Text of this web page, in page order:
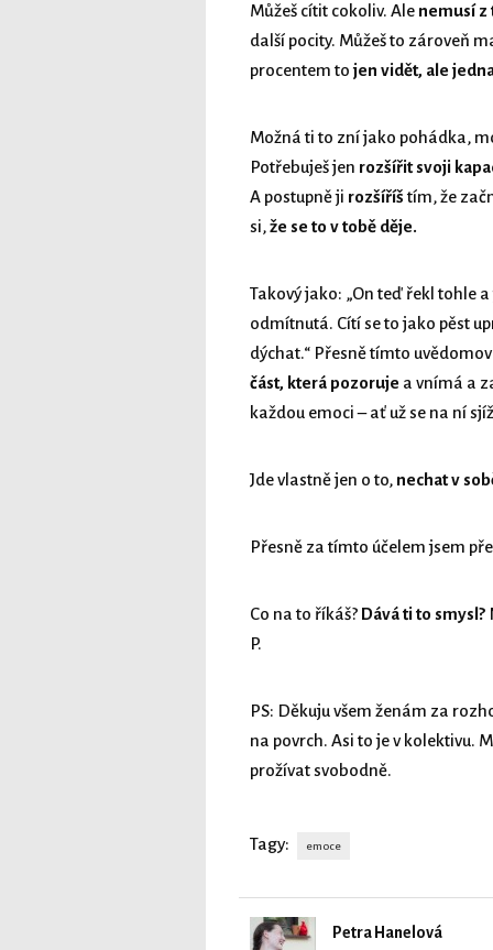
Můžeš cítit cokoliv. Ale nemusí z
další pocity. Můžeš to zároveň
procentem to jen vidět, ale
Možná ti to zní jako pohádka,
Potřebuješ jen rozšířit svoji
A postupně ji rozšíříš tím, že
si,že se to v tobě děje.
Takový jako: „On teď řekl tohle
odmítnutá. Cítí se to jako pěst
dýchat.“ Přesně tímto
část, která pozoruje a vnímá a
každou emoci – ať už se na ní
Jde vlastně jen o to, nechat v
Přesně za tímto účelem jsem
Co na to říkáš? Dává ti to smysl?
P.
PS: Děkuju všem ženám za
na povrch. Asi to je v kolektivu.
prožívat svobodně.
Tagy: emoce
Petra Hanelová